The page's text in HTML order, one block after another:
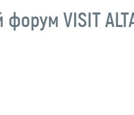
VISIT